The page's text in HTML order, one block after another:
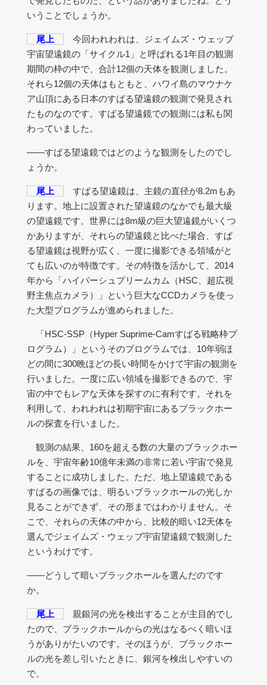
いうことでしょうか。
尾上
今回われわれは、ジェイムズ・ウェッブ
宇宙望遠鏡の「サイクル1」と呼ばれる1年目の観測
期間の枠の中で、合計12個の天体を観測しました。
それら12個の天体はもともと、ハワイ島のマウナケ
ア山頂にある日本のすばる望遠鏡の観測で発見され
たものなのです。すばる望遠鏡での観測には私も関
わっていました。
――すばる望遠鏡ではどのような観測をしたのでし
ょうか。
尾上
すばる望遠鏡は、主鏡の直径が8.2mもあ
ります。地上に設置された望遠鏡のなかでも最大級
の望遠鏡です。世界には8m級の巨大望遠鏡がいくつ
かありますが、それらの望遠鏡と比べた場合、すば
る望遠鏡は視野が広く、一度に撮影できる領域がと
ても広いのが特徴です。その特徴を活かして、2014
年から「ハイパーシュプリームカム（HSC、超広視
野主焦点カメラ）」という巨大なCCDカメラを使っ
た大型プログラムが進められました。
「HSC-SSP（Hyper Suprime-Camすばる戦略枠プ
ログラム）」というそのプログラムでは、10年弱ほ
どの間に300晩ほどの長い時間をかけて宇宙の観測を
行いました。一度に広い領域を撮影できるので、宇
宙の中でもレアな天体を探すのに有利です。それを
利用して、われわれは初期宇宙にあるブラックホー
ルの探査を行いました。
観測の結果、160を超える数の大量のブラックホー
ルを、宇宙年齢10億年未満の非常に若い宇宙で発見
することに成功しました。ただ、地上望遠鏡である
すばるの画像では、明るいブラックホールの光しか
見ることができず、その形まではわかりません。そ
こで、それらの天体の中から、比較的暗い12天体を
選んでジェイムズ・ウェッブ宇宙望遠鏡で観測した
というわけです。
――どうして暗いブラックホールを選んだのです
か。
尾上
親銀河の光を検出することが主目的でし
たので、ブラックホールからの光はなるべく暗いほ
うがありがたいのです。そのほうが、ブラックホー
ルの光を差し引いたときに、銀河を検出しやすいの
で。